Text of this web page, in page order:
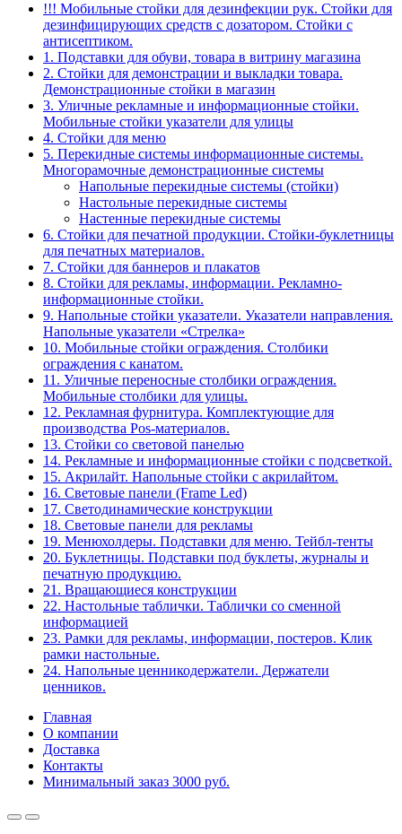
!!! Мобильные стойки для дезинфекции рук. Стойки для
дезинфицирующих средств с дозатором. Стойки с
антисептиком.
1. Подставки для обуви, товара в витрину магазина
2. Стойки для демонстрации и выкладки товара.
Демонстрационные стойки в магазин
3. Уличные рекламные и информационные стойки.
Мобильные стойки указатели для улицы
4. Стойки для меню
5. Перекидные системы информационные системы.
Многорамочные демонстрационные системы
Напольные перекидные системы (стойки)
Настольные перекидные системы
Настенные перекидные системы
6. Стойки для печатной продукции. Стойки-буклетницы
для печатных материалов.
7. Стойки для баннеров и плакатов
8. Стойки для рекламы, информации. Рекламно-
информационные стойки.
9. Напольные стойки указатели. Указатели направления.
Напольные указатели «Стрелка»
10. Мобильные стойки ограждения. Столбики
ограждения с канатом.
11. Уличные переносные столбики ограждения.
Мобильные столбики для улицы.
12. Рекламная фурнитура. Комплектующие для
производства Pos-материалов.
13. Стойки со световой панелью
14. Рекламные и информационные стойки с подсветкой.
15. Акрилайт. Напольные стойки с акрилайтом.
16. Световые панели (Frame Led)
17. Светодинамические конструкции
18. Световые панели для рекламы
19. Менюхолдеры. Подставки для меню. Тейбл-тенты
20. Буклетницы. Подставки под буклеты, журналы и
печатную продукцию.
21. Вращающиеся конструкции
22. Настольные таблички. Таблички со сменной
информацией
23. Рамки для рекламы, информации, постеров. Клик
рамки настольные.
24. Напольные ценникодержатели. Держатели
ценников.
Главная
О компании
Доставка
Контакты
Минимальный заказ 3000 руб.